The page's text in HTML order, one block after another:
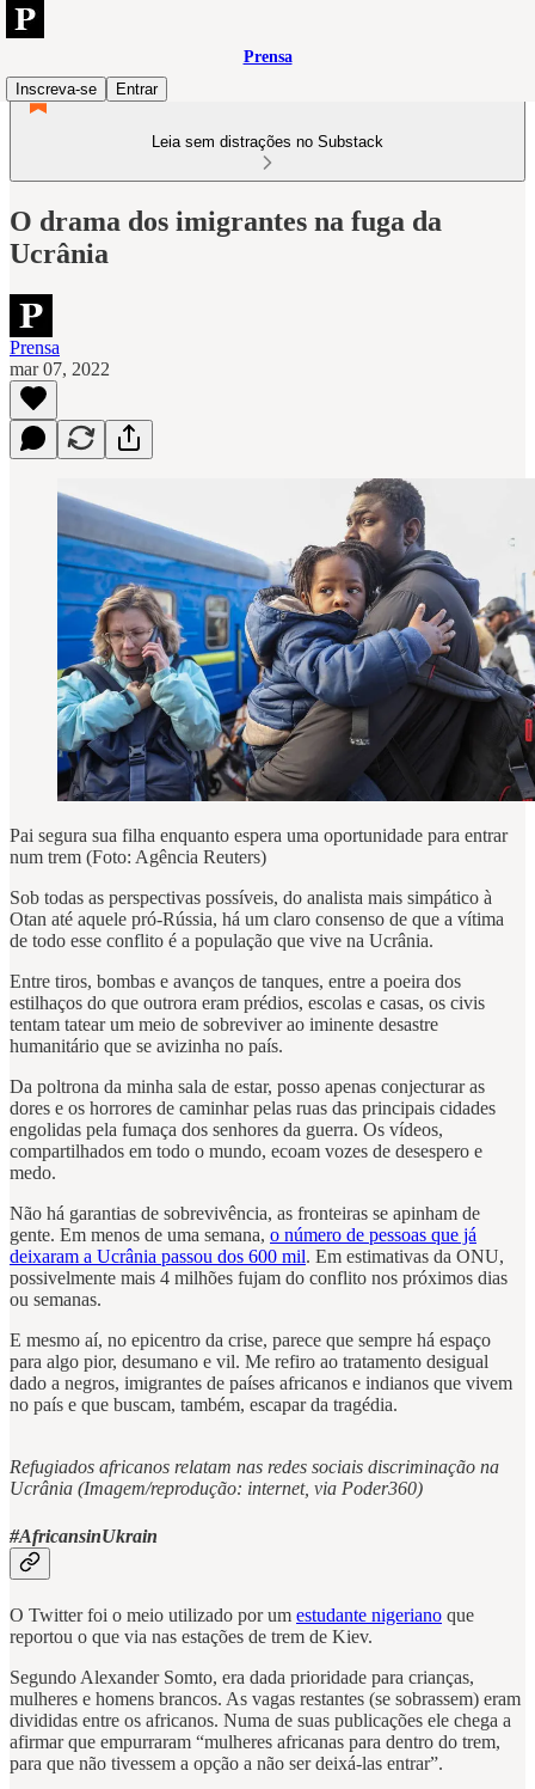
Prensa
Inscreva-se
Entrar
Leia sem distrações no Substack
O drama dos imigrantes na fuga da
Ucrânia
Prensa
mar 07, 2022
Pai segura sua filha enquanto espera uma oportunidade para entrar
num trem (Foto: Agência Reuters)
Sob todas as perspectivas possíveis, do analista mais simpático à
Otan até aquele pró-Rússia, há um claro consenso de que a vítima
de todo esse conflito é a população que vive na Ucrânia.
Entre tiros, bombas e avanços de tanques, entre a poeira dos
estilhaços do que outrora eram prédios, escolas e casas, os civis
tentam tatear um meio de sobreviver ao iminente desastre
humanitário que se avizinha no país.
Da poltrona da minha sala de estar, posso apenas conjecturar as
dores e os horrores de caminhar pelas ruas das principais cidades
engolidas pela fumaça dos senhores da guerra. Os vídeos,
compartilhados em todo o mundo, ecoam vozes de desespero e
medo.
Não há garantias de sobrevivência, as fronteiras se apinham de
gente. Em menos de uma semana, o número de pessoas que já
deixaram a Ucrânia passou dos 600 mil. Em estimativas da ONU,
possivelmente mais 4 milhões fujam do conflito nos próximos dias
ou semanas.
E mesmo aí, no epicentro da crise, parece que sempre há espaço
para algo pior, desumano e vil. Me refiro ao tratamento desigual
dado a negros, imigrantes de países africanos e indianos que vivem
no país e que buscam, também, escapar da tragédia.
Refugiados africanos relatam nas redes sociais discriminação na
Ucrânia (Imagem/reprodução: internet, via Poder360)
#AfricansinUkrain
O Twitter foi o meio utilizado por um estudante nigeriano que
reportou o que via nas estações de trem de Kiev.
Segundo Alexander Somto, era dada prioridade para crianças,
mulheres e homens brancos. As vagas restantes (se sobrassem) eram
divididas entre os africanos. Numa de suas publicações ele chega a
afirmar que empurraram “mulheres africanas para dentro do trem,
para que não tivessem a opção a não ser deixá-las entrar”.